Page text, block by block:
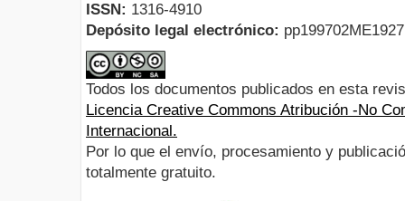
ISSN: 1316-4910
Depósito legal electrónico:
Todos los documentos publicados en esta
Licencia Creative Commons Atribución -No
Internacional.
Por lo que el envío, procesamiento y
totalmente gratuito.